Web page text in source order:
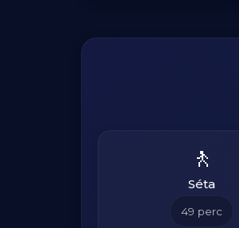
🚶
Séta
49 perc